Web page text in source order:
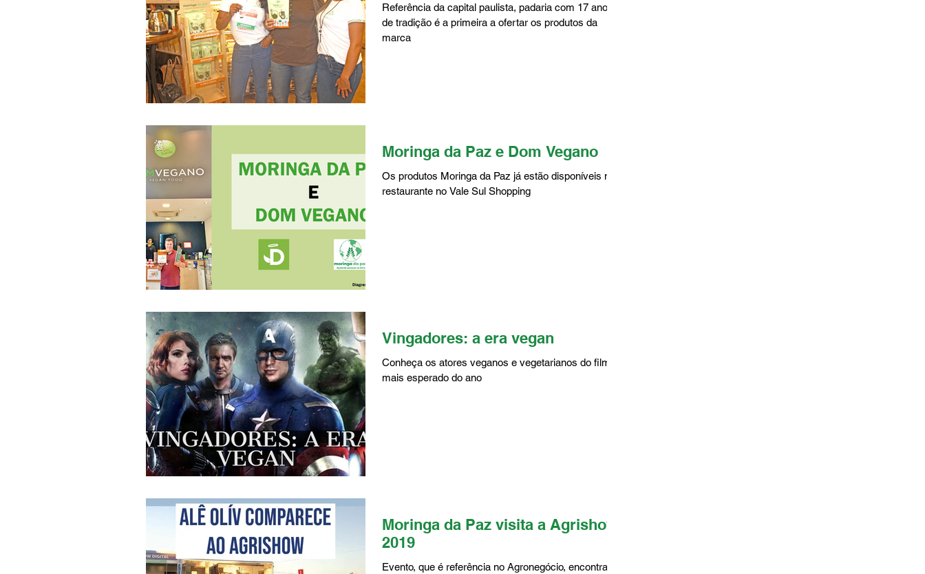
Referência da capital paulista, padaria com 17 anos
de tradição é a primeira a ofertar os produtos da
marca
Moringa da Paz e Dom Vegano
Os produtos Moringa da Paz já estão disponíveis no
restaurante no Vale Sul Shopping
Vingadores: a era vegan
Conheça os atores veganos e vegetarianos do filme
mais esperado do ano
Moringa da Paz visita a Agrishow
2019
Evento, que é referência no Agronegócio, encontra-se